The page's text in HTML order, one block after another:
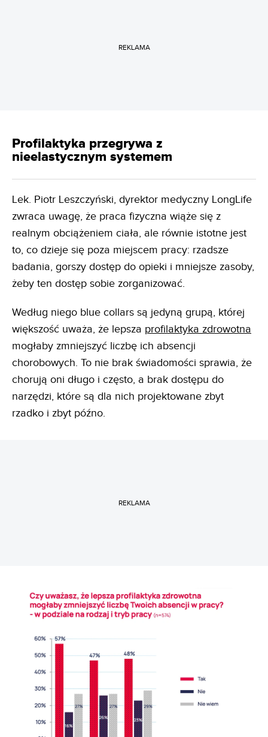
REKLAMA
Profilaktyka przegrywa z
nieelastycznym systemem
Lek. Piotr Leszczyński, dyrektor medyczny LongLife
zwraca uwagę, że praca fizyczna wiąże się z
realnym obciążeniem ciała, ale równie istotne jest
to, co dzieje się poza miejscem pracy: rzadsze
badania, gorszy dostęp do opieki i mniejsze zasoby,
żeby ten dostęp sobie zorganizować.
Według niego blue collars są jedyną grupą, której
większość uważa, że lepsza profilaktyka zdrowotna
mogłaby zmniejszyć liczbę ich absencji
chorobowych. To nie brak świadomości sprawia, że
chorują oni długo i często, a brak dostępu do
narzędzi, które są dla nich projektowane zbyt
rzadko i zbyt późno.
REKLAMA